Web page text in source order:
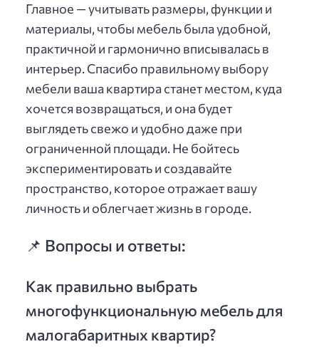
Главное — учитывать размеры, функции и
материалы, чтобы мебель была удобной,
практичной и гармонично вписывалась в
интерьер. Спасибо правильному выбору
мебели ваша квартира станет местом, куда
хочется возвращаться, и она будет
выглядеть свежо и удобно даже при
ограниченной площади. Не бойтесь
экспериментировать и создавайте
пространство, которое отражает вашу
личность и облегчает жизнь в городе.
📌 Вопросы и ответы:
Как правильно выбрать
многофункциональную мебель для
малогабаритных квартир?